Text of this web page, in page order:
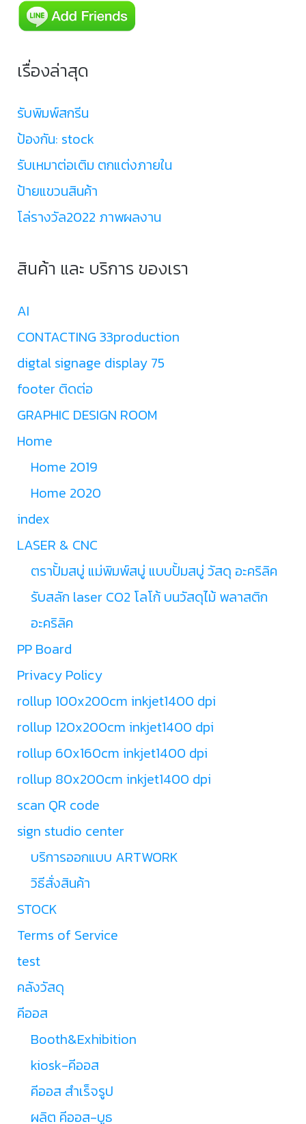
เรื่องล่าสุด
รับพิมพ์สกรีน
ป้องกัน: stock
รับเหมาต่อเติม ตกแต่งภายใน
ป้ายแขวนสินค้า
โล่รางวัล2022 ภาพผลงาน
สินค้า และ บริการ ของเรา
AI
CONTACTING 33production
digtal signage display 75
footer ติดต่อ
GRAPHIC DESIGN ROOM
Home
Home 2019
Home 2020
index
LASER & CNC
ตราปั้มสบู่ แม่พิมพ์สบู่ แบบปั้มสบู่ วัสดุ อะคริลิค
รับสลัก laser CO2 โลโก้ บนวัสดุไม้ พลาสติก
อะคริลิค
PP Board
Privacy Policy
rollup 100x200cm inkjet1400 dpi
rollup 120x200cm inkjet1400 dpi
rollup 60x160cm inkjet1400 dpi
rollup 80x200cm inkjet1400 dpi
scan QR code
sign studio center
บริการออกแบบ ARTWORK
วิธีสั่งสินค้า
STOCK
Terms of Service
test
คลังวัสดุ
คีออส
Booth&Exhibition
kiosk-คีออส
คีออส สำเร็จรูป
ผลิต คีออส-บูธ